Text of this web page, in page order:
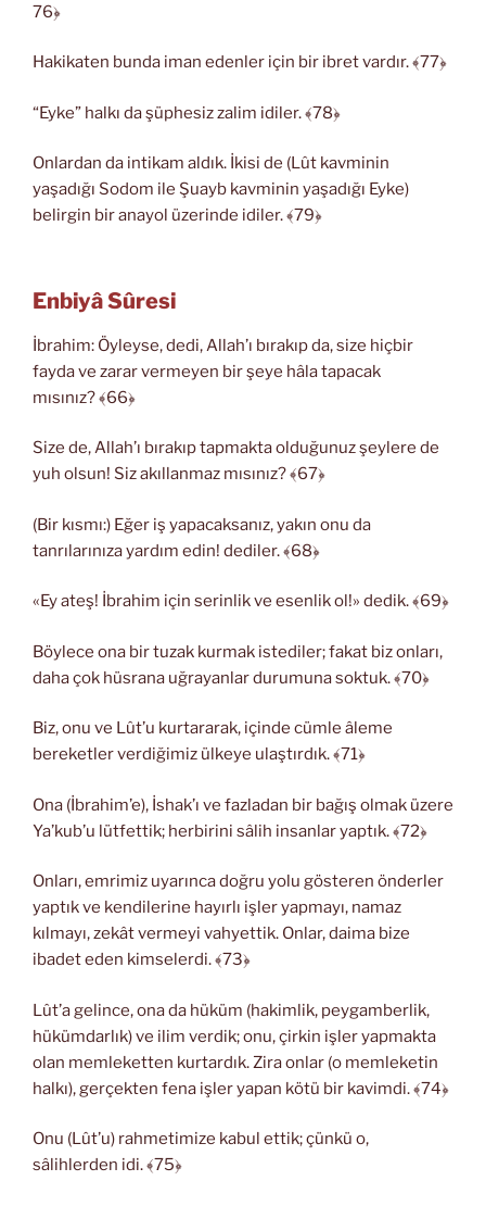
76﴿
Hakikaten bunda iman edenler için bir ibret vardır. ﴾77﴿
“Eyke” halkı da şüphesiz zalim idiler. ﴾78﴿
Onlardan da intikam aldık. İkisi de (Lût kavminin
yaşadığı Sodom ile Şuayb kavminin yaşadığı Eyke)
belirgin bir anayol üzerinde idiler. ﴾79﴿
Enbiyâ Sûresi
İbrahim: Öyleyse, dedi, Allah’ı bırakıp da, size hiçbir
fayda ve zarar vermeyen bir şeye hâla tapacak
mısınız? ﴾66﴿
Size de, Allah’ı bırakıp tapmakta olduğunuz şeylere de
yuh olsun! Siz akıllanmaz mısınız? ﴾67﴿
(Bir kısmı:) Eğer iş yapacaksanız, yakın onu da
tanrılarınıza yardım edin! dediler. ﴾68﴿
«Ey ateş! İbrahim için serinlik ve esenlik ol!» dedik. ﴾69﴿
Böylece ona bir tuzak kurmak istediler; fakat biz onları,
daha çok hüsrana uğrayanlar durumuna soktuk. ﴾70﴿
Biz, onu ve Lût’u kurtararak, içinde cümle âleme
bereketler verdiğimiz ülkeye ulaştırdık. ﴾71﴿
Ona (İbrahim’e), İshak’ı ve fazladan bir bağış olmak üzere
Ya’kub’u lütfettik; herbirini sâlih insanlar yaptık. ﴾72﴿
Onları, emrimiz uyarınca doğru yolu gösteren önderler
yaptık ve kendilerine hayırlı işler yapmayı, namaz
kılmayı, zekât vermeyi vahyettik. Onlar, daima bize
ibadet eden kimselerdi. ﴾73﴿
Lût’a gelince, ona da hüküm (hakimlik, peygamberlik,
hükümdarlık) ve ilim verdik; onu, çirkin işler yapmakta
olan memleketten kurtardık. Zira onlar (o memleketin
halkı), gerçekten fena işler yapan kötü bir kavimdi. ﴾74﴿
Onu (Lût’u) rahmetimize kabul ettik; çünkü o,
sâlihlerden idi. ﴾75﴿